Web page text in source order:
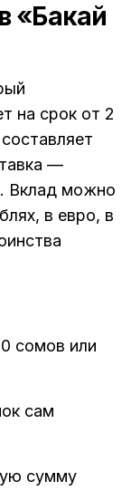
«Бакай
на срок от 2
—
Вклад можно
в евро, в
сомов или
сам
сумму